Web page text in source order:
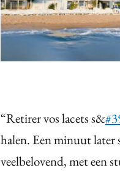
“Retirer vos lacets s&
halen. Een minuut later
veelbelovend, met een